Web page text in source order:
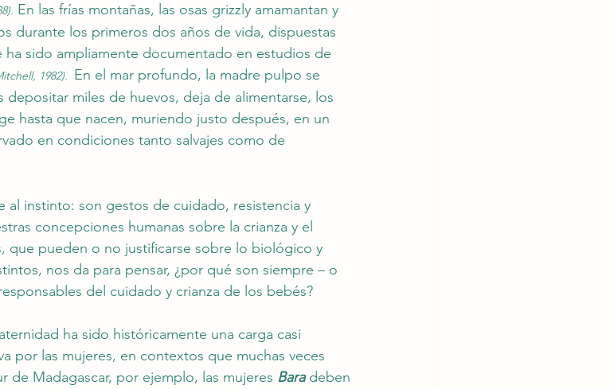
En las frías montañas, las osas grizzly amamantan y
durante los primeros dos años de vida, dispuestas
sido ampliamente documentado en estudios de
1982). En el mar profundo, la madre pulpo se
miles de huevos, deja de alimentarse, los
hasta que nacen, muriendo justo después, en un
en condiciones tanto salvajes como de
al instinto: son gestos de cuidado, resistencia y
concepciones humanas sobre la crianza y el
que pueden o no justificarse sobre lo biológico y
nos da para pensar, ¿por qué son siempre – o
del cuidado y crianza de los bebés?
ha sido históricamente una carga casi
por las mujeres, en contextos que muchas veces
de Madagascar, por ejemplo, las mujeres Bara deben